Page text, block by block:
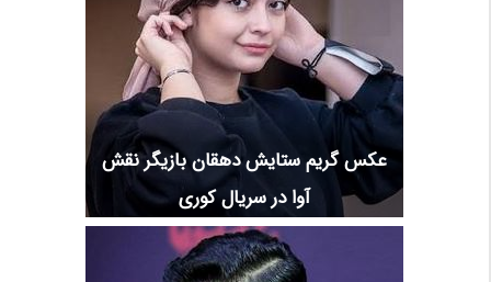
عکس گریم ستایش دهقان بازیگر نقش
آوا در سریال کوری